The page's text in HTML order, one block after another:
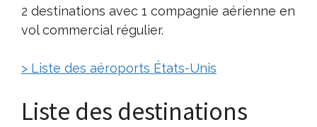
2 destinations avec 1 compagnie aérienne en
vol commercial régulier.
> Liste des aéroports États-Unis
Liste des destinations